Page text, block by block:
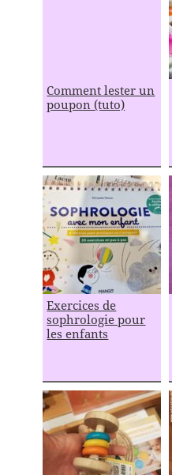
Comment lester un
poupon (tuto)
Exercices de
sophrologie pour
les enfants